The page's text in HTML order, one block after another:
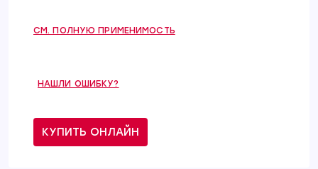
СМ. ПОЛНУЮ ПРИМЕНИМОСТЬ
НАШЛИ ОШИБКУ?
КУПИТЬ ОНЛАЙН